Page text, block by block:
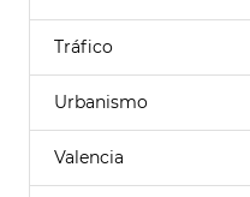
Tráfico
Urbanismo
Valencia